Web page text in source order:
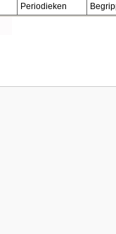
Periodieken